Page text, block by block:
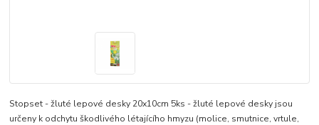
Stopset - žluté lepové desky 20x10cm 5ks - žluté lepové desky jsou
určeny k odchytu škodlivého létajícího hmyzu (molice, smutnice, vrtule,